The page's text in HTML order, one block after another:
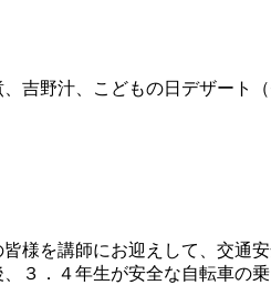
吉野汁、こどもの日デザート
を講師にお迎えして、交通安
３．４年生が安全な自転車の